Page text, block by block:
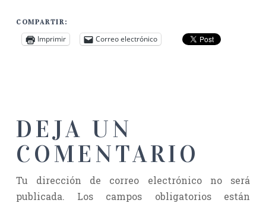
COMPARTIR:
Imprimir Correo electrónico
DEJA UN
COMENTARIO
Tu dirección de correo electrónico no será
publicada.
Los campos obligatorios están